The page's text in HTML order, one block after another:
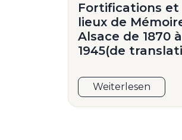
Fortifications et
lieux de
Alsace de 1870 à
1945(de
Weiterlesen